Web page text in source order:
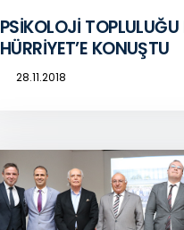
PSİKOLOJİ
HÜRRİYET’E KONUŞTU
28.11.2018